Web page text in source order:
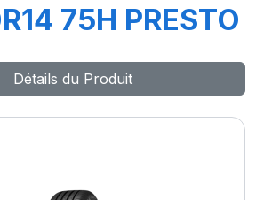
75H PRESTO
Détails du Produit